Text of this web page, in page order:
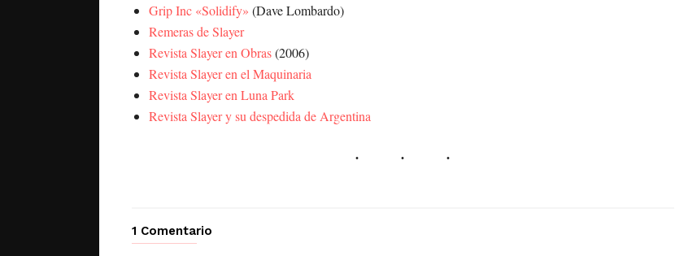
Grip Inc «Solidify» (Dave Lombardo)
Remeras de Slayer
Revista Slayer en Obras(2006)
Revista Slayer en el Maquinaria
Revista Slayer en Luna Park
Revista Slayer y su despedida de Argentina
1 Comentario